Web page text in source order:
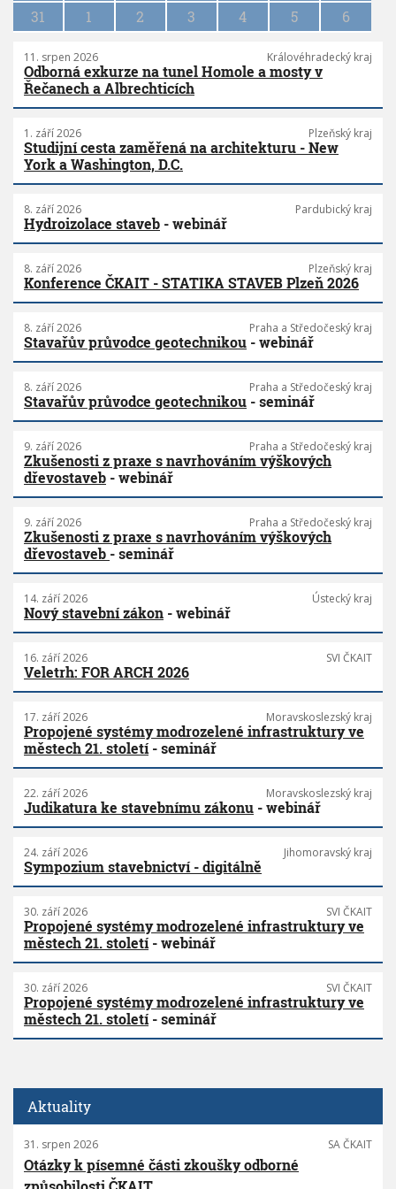
31
1 2 3 4 5 6
11. srpen 2026 Královéhradecký kraj
Odborná exkurze na tunel Homole a mosty v
Řečanech a Albrechticích
1. září 2026 Plzeňský kraj
Studijní cesta zaměřená na architekturu - New
York a Washington, D.C.
8. září 2026 Pardubický kraj
Hydroizolace staveb - webinář
8. září 2026 Plzeňský kraj
Konference ČKAIT - STATIKA STAVEB Plzeň 2026
8. září 2026 Praha a Středočeský kraj
Stavařův průvodce geotechnikou - webinář
8. září 2026 Praha a Středočeský kraj
Stavařův průvodce geotechnikou - seminář
9. září 2026 Praha a Středočeský kraj
Zkušenosti z praxe s navrhováním výškových
dřevostaveb - webinář
9. září 2026 Praha a Středočeský kraj
Zkušenosti z praxe s navrhováním výškových
dřevostaveb - seminář
14. září 2026 Ústecký kraj
Nový stavební zákon - webinář
16. září 2026 SVI ČKAIT
Veletrh: FOR ARCH 2026
17. září 2026 Moravskoslezský kraj
Propojené systémy modrozelené infrastruktury ve
městech 21. století- seminář
22. září 2026 Moravskoslezský kraj
Judikatura ke stavebnímu zákonu - webinář
24. září 2026 Jihomoravský kraj
Sympozium stavebnictví - digitálně
30. září 2026 SVI ČKAIT
Propojené systémy modrozelené infrastruktury ve
městech 21. století- webinář
30. září 2026 SVI ČKAIT
Propojené systémy modrozelené infrastruktury ve
městech 21. století- seminář
Aktuality
31. srpen 2026 SA ČKAIT
Otázky k písemné části zkoušky odborné